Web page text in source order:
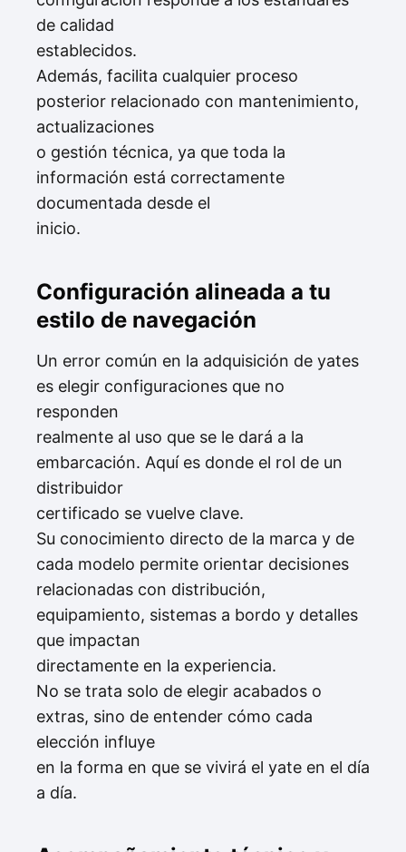
de calidad
establecidos.
Además, facilita cualquier proceso
posterior relacionado con mantenimiento,
actualizaciones
o gestión técnica, ya que toda la
información está correctamente
documentada desde el
inicio.
Configuración alineada a tu
estilo de navegación
Un error común en la adquisición de yates
es elegir configuraciones que no
responden
realmente al uso que se le dará a la
embarcación. Aquí es donde el rol de un
distribuidor
certificado se vuelve clave.
Su conocimiento directo de la marca y de
cada modelo permite orientar decisiones
relacionadas con distribución,
equipamiento, sistemas a bordo y detalles
que impactan
directamente en la experiencia.
No se trata solo de elegir acabados o
extras, sino de entender cómo cada
elección influye
en la forma en que se vivirá el yate en el día
a día.